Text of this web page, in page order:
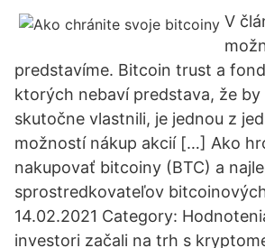
V
predstavíme. Bitcoin trust a
ktorých nebaví predstava, že
skutočne vlastnili, je jednou z
možností nákup akcií […] Ako
nakupovať bitcoiny (BTC) a
sprostredkovateľov
14.02.2021 Category:
investori začali na trh s